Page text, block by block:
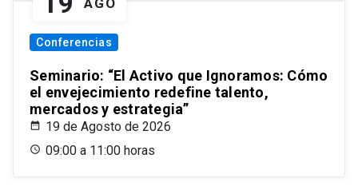
AGO
Conferencias
Seminario: “El Activo que Ignoramos: Cómo
el envejecimiento redefine talento,
mercados y estrategia”
19 de Agosto de 2026
09:00 a 11:00 horas